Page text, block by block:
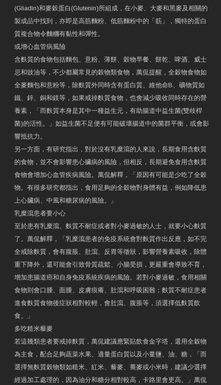
(Gliadin)和麥穀蛋白(Glutenin)所組成，在小麥、大麥和黑麥及相關的
製成品中找到，亦即是高筋麵粉、低筋麵粉中的「筋」，獨特的蛋白
質複合物令麵糰有黏性和彈性。
或增心血管病風險
含麩質的食物包括麵包、意粉、薄餅、穀物早餐、餅乾、啤酒、威士
忌和豉油等，不少都屬常見的穀物類食物，萬侃提醒，全穀物食物如
全麥麵包和意粉等，除麩質外同時含有蛋白質、維他命B、礦物質如
鐵、鋅、銅和鎂等，如果戒掉麩質食物，也會減少吸收同時存在的營
養素，「而麩質本身是其中一種益生元，有助腸道中益生菌(雙歧桿
菌)的活性。」如益生菌不足便有可能破壞腸道中的菌群平衡，或會影
響抵抗力。
另一方面，有研究指出，對於沒有乳糜瀉的人來說，長期食用含麩質
的食物，並不會影響患心臟病的風險，但相反，長期避免食用含麩質
食物會增加心血管疾病風險。萬侃解釋，「原因有可能是少吃了全穀
物。有很多研究都指出，食用足夠的全穀物對身體有益，例如降低患
上心臟病、中風和糖尿病的風險。」
乳糜瀉患者要小心
至於患有乳糜瀉、麩質不耐症或者對小麥過敏的人士，就要小心麩質
了。萬侃解釋，「乳糜瀉患者的免疫系統會對麩質作出反應，如不完
全戒除麩質，會有腹脹、肚瀉、反胃等徵狀，影響營養素吸收，除體
重下降外，還可能會引致骨質疏鬆、小腸受損，更嚴重會導致不育，
增加患腸道癌和自身免疫系統疾病的風險。若對小麥過敏，食用相關
食物則會口腫、面腫、皮膚痕癢、肚瀉和呼吸困難；麩質不耐症患者
進食麩質食物後症狀相對較輕，會肚瀉、腹脹等，須選擇低麩質飲
食。」
多吃糙米藜麥
若這幾類患者要戒掉麩質，萬侃建議應緊貼飲食金字塔，選用全穀物
為主食，配合足夠蔬菜水果、適量蛋白質以及小量鹽、油、糖，「而
選擇無麩質穀物類如糙米、紅米、藜麥、蕎麥或小米時，建議少選擇
經過加工處理的，因為油分和糖分相對較高，卡路里會更高。」萬侃